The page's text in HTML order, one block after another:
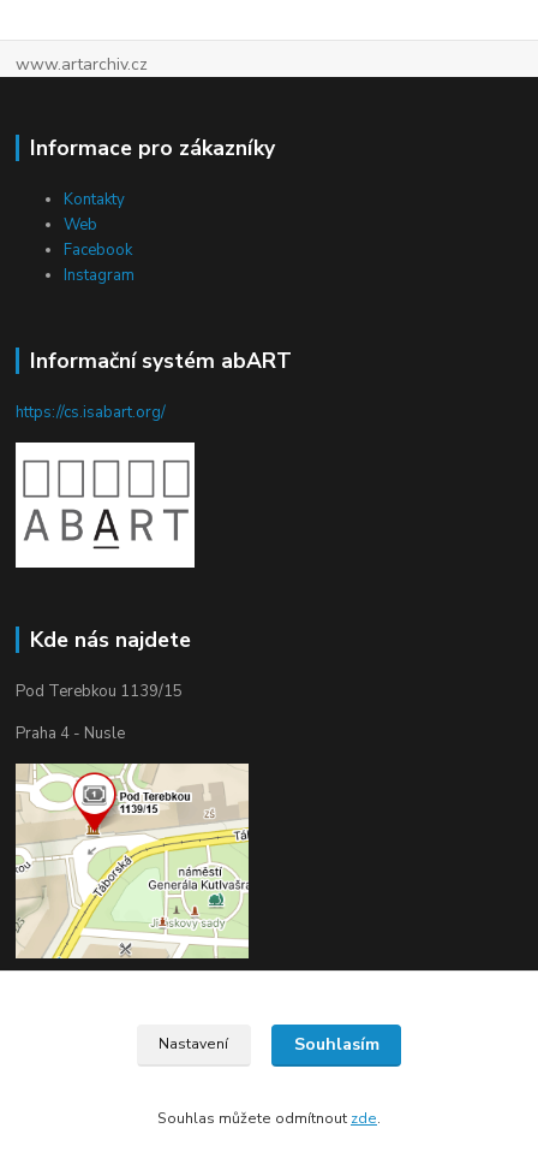
www.artarchiv.cz
Informace pro zákazníky
Kontakty
Web
Facebook
Instagram
Informační systém abART
https://cs.isabart.org/
Kde nás najdete
Pod Terebkou 1139/15
Praha 4 - Nusle
Upravit sběr cookies.
Nastavení Souhlasím
Souhlas můžete odmítnout zde.